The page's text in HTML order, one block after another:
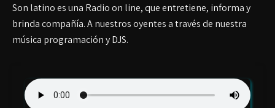
Son latino es una Radio on line, que entretiene, informa y
brinda compañía. A nuestros oyentes a través de nuestra
música programación y DJS.